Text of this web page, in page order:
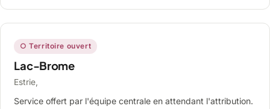
○ Territoire ouvert
Lac-Brome
Estrie,
Service offert par l'équipe centrale en attendant l'attribution.